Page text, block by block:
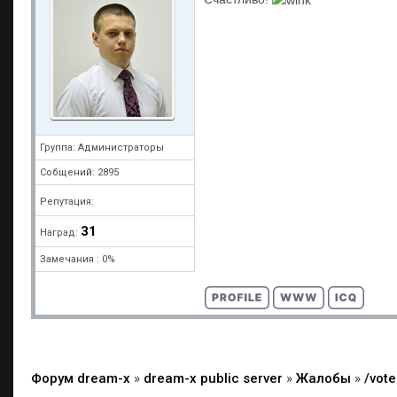
Группа: Администраторы
Собщений: 2895
Репутация:
Наград: 31
Замечания : 0%
Форум dream-x » dream-x public server » Жалобы » /